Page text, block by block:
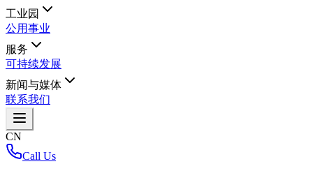
工业园
公用事业
服务
可持续发展
新闻与媒体
联系我们
CN
Call Us